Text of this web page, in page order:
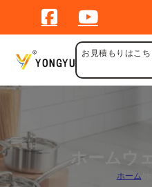
お見積もりはこ
ホームウ
ホーム